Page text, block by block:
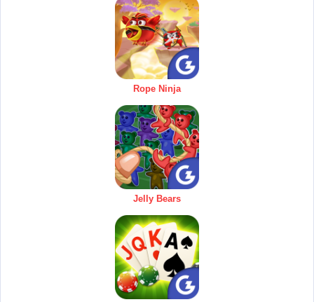
Rope Ninja
Jelly Bears